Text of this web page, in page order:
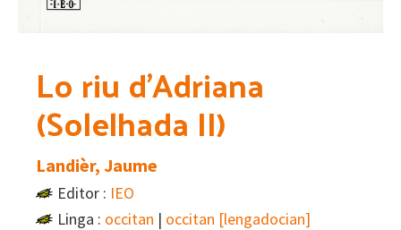
Lo riu d’Adriana
(Solelhada II)
Landièr, Jaume
Editor : IEO
Linga : occitan | occitan [lengadocian]